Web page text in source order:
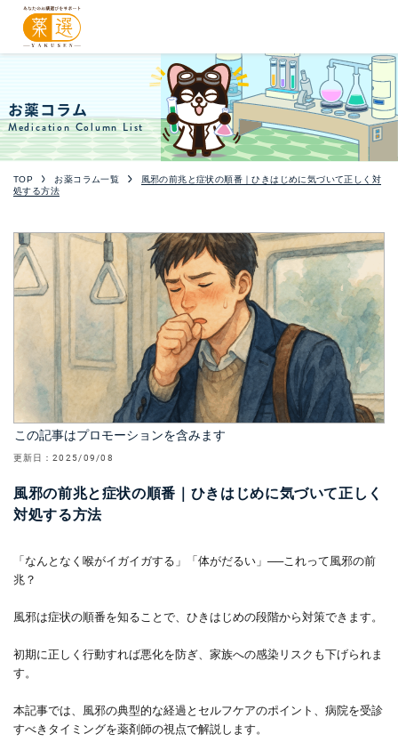
お薬コラム
Medication Column List
TOP お薬コラム一覧
風邪の前兆と症状の順番｜ひきはじめに気づいて正しく対
処する方法
この記事はプロモーションを含みます
更新日： 2025/09/08
風邪の前兆と症状の順番｜ひきはじめに気づいて正しく
対処する方法
「なんとなく喉がイガイガする」「体がだるい」──これって風邪の前
兆？
風邪は症状の順番を知ることで、ひきはじめの段階から対策できます。
初期に正しく行動すれば悪化を防ぎ、家族への感染リスクも下げられま
す。
本記事では、風邪の典型的な経過とセルフケアのポイント、病院を受診
すべきタイミングを薬剤師の視点で解説します。